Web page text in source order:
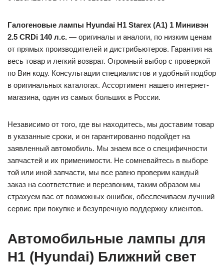
Галогеновые лампы Hyundai H1 Starex (A1) 1 Минивэн
2.5 CRDi 140 л.с. — оригиналы и аналоги, по низким ценам
от прямых производителей и дистрибьютеров. Гарантия на
весь товар и легкий возврат. Огромный выбор с проверкой
по Вин коду. Консультации специалистов и удобный подбор
в оригинальных каталогах. Ассортимент нашего интернет-
магазина, один из самых больших в России.
Независимо от того, где вы находитесь, мы доставим товар
в указанные сроки, и он гарантированно подойдет на
заявленный автомобиль. Мы знаем все о специфичности
запчастей и их применимости. Не сомневайтесь в выборе
той или иной запчасти, мы все равно проверим каждый
заказ на соответствие и перезвоним, таким образом мы
страхуем вас от возможных ошибок, обеспечиваем лучший
сервис при покупке и безупречную поддержку клиентов.
Автомобильные лампы для
H1 (Hyundai) Ближний свет